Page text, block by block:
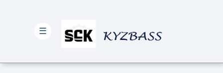
☰